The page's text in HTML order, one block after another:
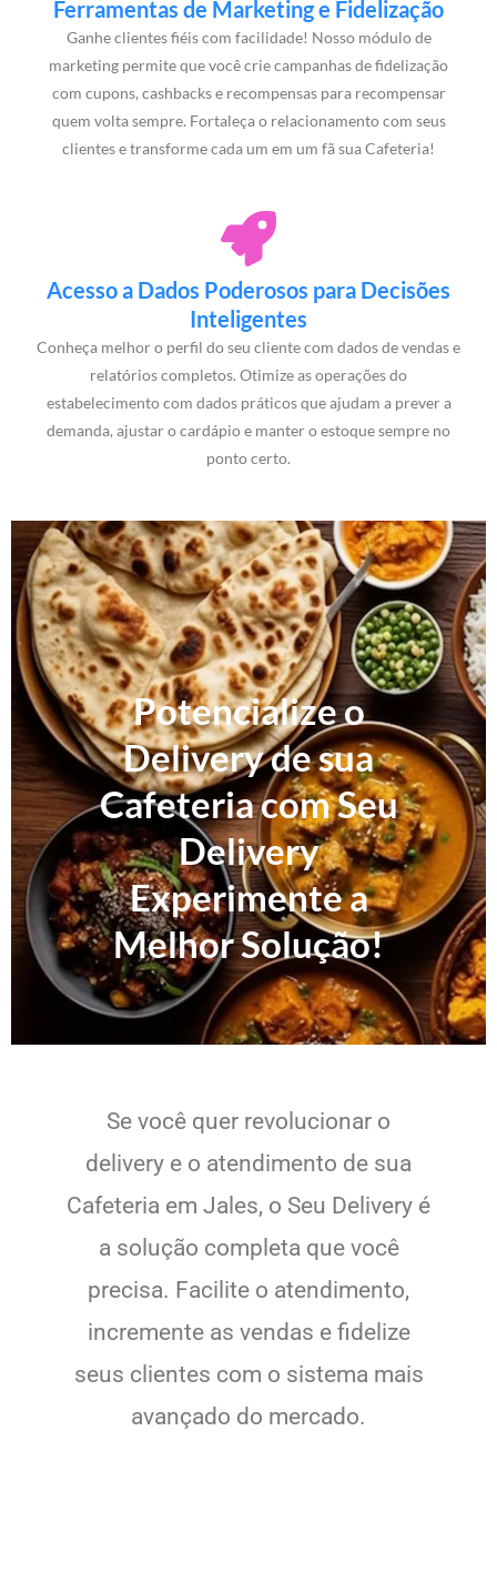
Ferramentas de Marketing e Fidelização
Ganhe clientes fiéis com facilidade! Nosso módulo de
marketing permite que você crie campanhas de fidelização
com cupons, cashbacks e recompensas para recompensar
quem volta sempre. Fortaleça o relacionamento com seus
clientes e transforme cada um em um fã sua Cafeteria!
Acesso a Dados Poderosos para Decisões
Inteligentes
Conheça melhor o perfil do seu cliente com dados de vendas e
relatórios completos. Otimize as operações do
estabelecimento com dados práticos que ajudam a prever a
demanda, ajustar o cardápio e manter o estoque sempre no
ponto certo.
Potencialize o
Delivery de sua
Cafeteria com Seu
Delivery
Experimente a
Melhor Solução!
Se você quer revolucionar o
delivery e o atendimento de sua
Cafeteria em Jales, o Seu Delivery é
a solução completa que você
precisa. Facilite o atendimento,
incremente as vendas e fidelize
seus clientes com o sistema mais
avançado do mercado.